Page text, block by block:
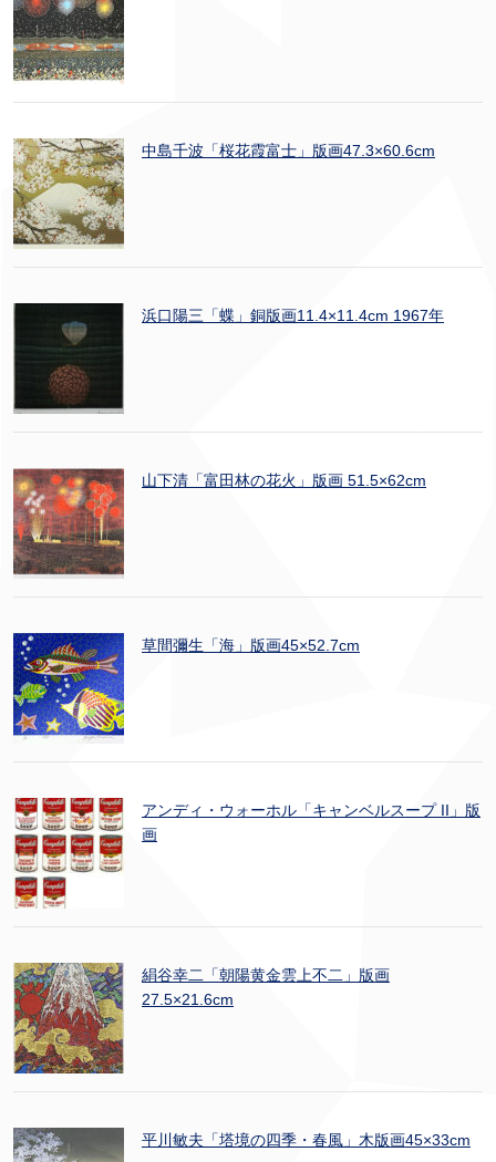
中島千波「桜花霞富士」版画47.3×60.6cm
浜口陽三「蝶」銅版画11.4×11.4cm 1967年
山下清「富田林の花火」版画 51.5×62cm
草間彌生「海」版画45×52.7cm
アンディ・ウォーホル「キャンベルスープ II」版
画
絹谷幸二「朝陽黄金雲上不二」版画
27.5×21.6cm
平川敏夫「塔境の四季・春風」木版画45×33cm